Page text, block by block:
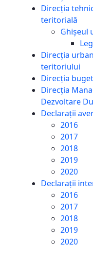
Direcția
teritorială
Ghișeul
Direcția
teritoriului
Direcția
Direcția
Dezvoltare
Declarații
2016
2017
2018
2019
2020
Declarații
2016
2017
2018
2019
2020